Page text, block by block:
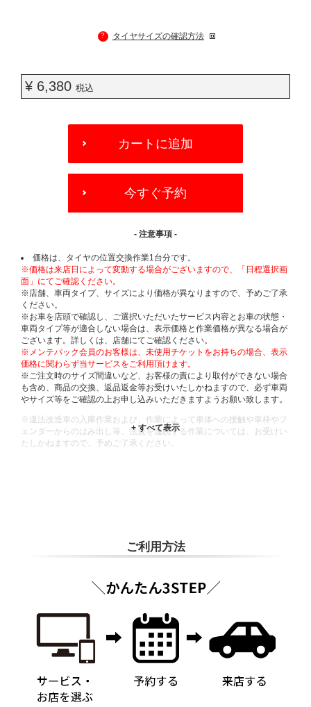
? タイヤサイズの確認方法
¥ 6,380 税込
OPTIONS
カートに追加
今すぐ予約
- 注意事項 -
価格は、タイヤの位置交換作業1台分です。
※価格は来店日によって変動する場合がございますので、「日程選択画
面」にてご確認ください。
※店舗、車両タイプ、サイズにより価格が異なりますので、予めご了承
ください。
※お車を店頭で確認し、ご選択いただいたサービス内容とお車の状態・
車両タイプ等が適合しない場合は、表示価格と作業価格が異なる場合が
ございます。詳しくは、店舗にてご確認ください。
※メンテパック会員のお客様は、未使用チケットをお持ちの場合、表示
価格に関わらず当サービスをご利用頂けます。
※ご注文時のサイズ間違いなど、お客様の責により取付ができない場合
も含め、商品の交換、返品返金等お受けいたしかねますので、必ず車両
やサイズ等をご確認の上お申し込みいただきますようお願い致します。
※違法改造車の入庫作業および、作業によって車体への接触や車枠やフ
ェンダーからのはみ出し等、法規を逸脱する作業については、お受けい
たしかねますので、予めご了承ください。
ご利用方法